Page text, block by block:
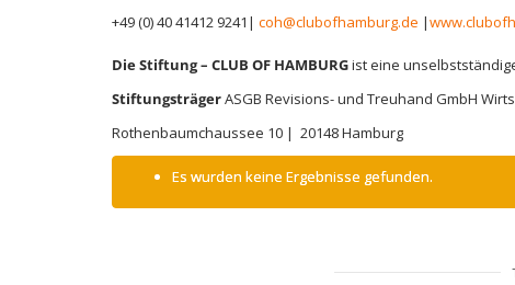
+49 (0) 40 41412 9241 | coh@clubofhamburg.de |
Die Stiftung – CLUB OF HAMBURGist eine
StiftungsträgerASGB Revisions- und Treuhand GmbH
Rothenbaumchaussee 10 | 20148 Hamburg
Es wurden keine Ergebnisse gefunden.